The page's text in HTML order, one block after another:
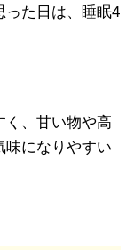
った日は、睡眠4
く、甘い物や高
味になりやすい